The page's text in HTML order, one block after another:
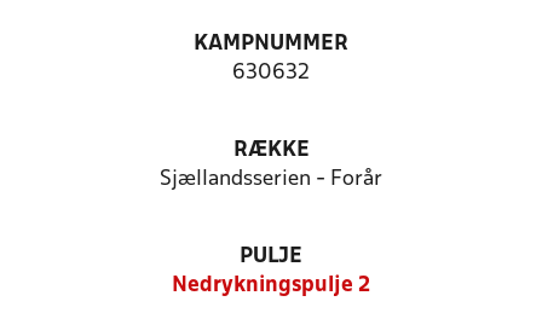
KAMPNUMMER
630632
RÆKKE
Sjællandsserien - Forår
PULJE
Nedrykningspulje 2